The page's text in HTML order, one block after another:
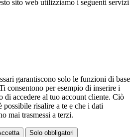
sito web utilizziamo i seguenti servizi
garantiscono solo le funzioni di base
consentono per esempio di inserire i
di accedere al tuo account cliente. Ciò
possibile risalire a te e che i dati
mai trasmessi a terzi.
Solo obbligatori